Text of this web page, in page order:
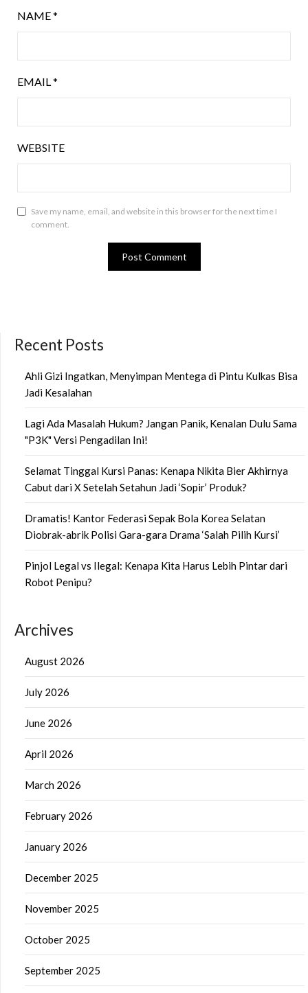
NAME*
EMAIL*
WEBSITE
Save my name, email, and website in this browser for the next time I
comment.
Recent Posts
Ahli Gizi Ingatkan, Menyimpan Mentega di Pintu Kulkas Bisa
Jadi Kesalahan
Lagi Ada Masalah Hukum? Jangan Panik, Kenalan Dulu Sama
"P3K" Versi Pengadilan Ini!
Selamat Tinggal Kursi Panas: Kenapa Nikita Bier Akhirnya
Cabut dari X Setelah Setahun Jadi ‘Sopir’ Produk?
Dramatis! Kantor Federasi Sepak Bola Korea Selatan
Diobrak-abrik Polisi Gara-gara Drama ‘Salah Pilih Kursi’
Pinjol Legal vs Ilegal: Kenapa Kita Harus Lebih Pintar dari
Robot Penipu?
Archives
August 2026
July 2026
June 2026
April 2026
March 2026
February 2026
January 2026
December 2025
November 2025
October 2025
September 2025